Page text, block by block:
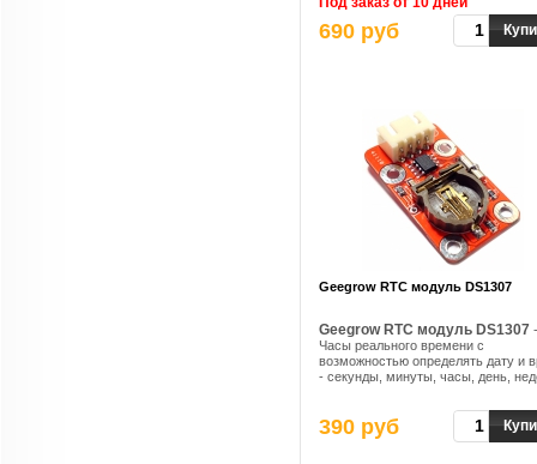
микроконтроллеру из серий
8051, AVR, PIC, DSP, ARM, MSP430
690 руб
Geegrow RTC модуль DS1307
Geegrow RTC модуль DS1307 -
Часы реального времени с
возможностью определять дату и
- секунды, минуты, часы, день,
390 руб